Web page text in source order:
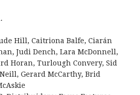
Hill, Caitriona Balfe, Ciarán
Judi Dench, Lara McDonnell,
Horan, Turlough Convery, Sid
Gerard McCarthy, Brid